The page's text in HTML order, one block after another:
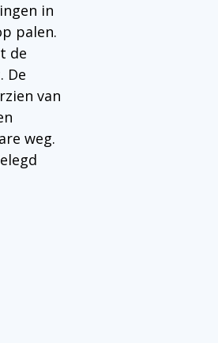
in
palen.
de
De
van
weg.